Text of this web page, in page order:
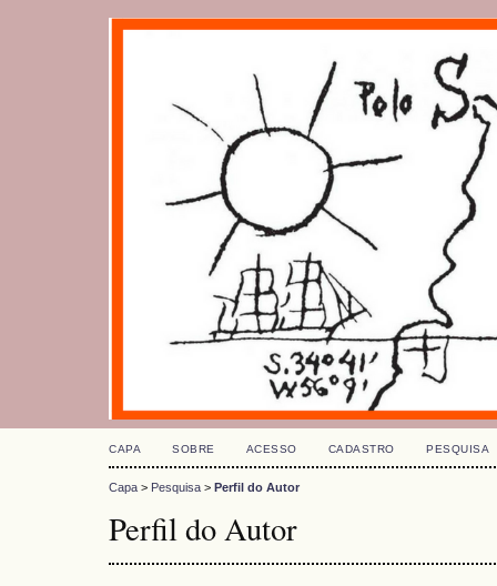
CAPA SOBRE ACESSO CADASTRO PESQUISA
Capa > Pesquisa > Perfil do Autor
Perfil do Autor